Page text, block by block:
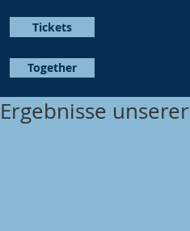
Together
Tickets
Ergebnisse